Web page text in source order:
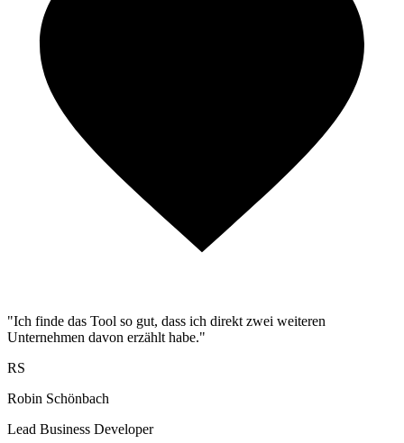
"Ich finde das Tool so gut, dass ich direkt zwei weiteren
Unternehmen davon erzählt habe."
RS
Robin Schönbach
Lead Business Developer